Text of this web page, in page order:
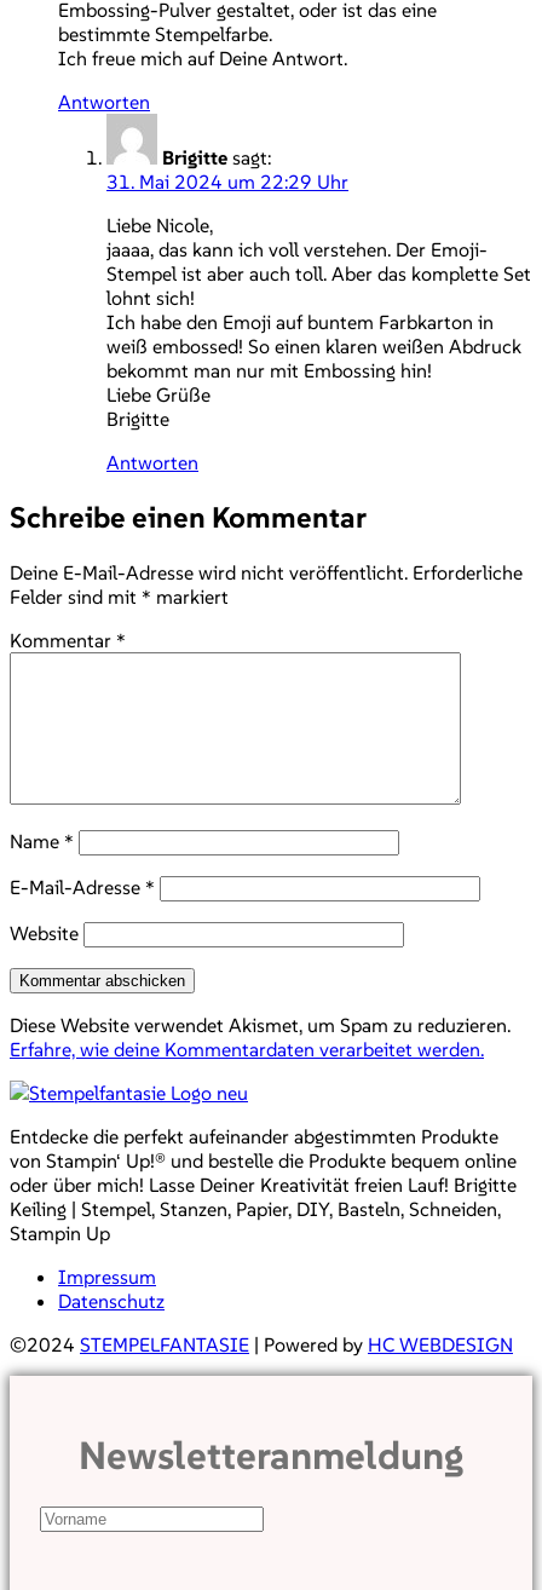
Embossing-Pulver gestaltet, oder ist das eine
bestimmte Stempelfarbe.
Ich freue mich auf Deine Antwort.
Antworten
Brigitte sagt:
31. Mai 2024 um 22:29 Uhr
Liebe Nicole,
jaaaa, das kann ich voll verstehen. Der Emoji-
Stempel ist aber auch toll. Aber das komplette Set
lohnt sich!
Ich habe den Emoji auf buntem Farbkarton in
weiß embossed! So einen klaren weißen Abdruck
bekommt man nur mit Embossing hin!
Liebe Grüße
Brigitte
Antworten
Schreibe einen Kommentar
Deine E-Mail-Adresse wird nicht veröffentlicht. Erforderliche
Felder sind mit * markiert
Kommentar *
Name *
E-Mail-Adresse *
Website
Diese Website verwendet Akismet, um Spam zu reduzieren.
Erfahre, wie deine Kommentardaten verarbeitet werden.
Entdecke die perfekt aufeinander abgestimmten Produkte
von Stampin‘ Up!® und bestelle die Produkte bequem online
oder über mich! Lasse Deiner Kreativität freien Lauf! Brigitte
Keiling | Stempel, Stanzen, Papier, DIY, Basteln, Schneiden,
Stampin Up
Impressum
Datenschutz
©2024 STEMPELFANTASIE | Powered by HC WEBDESIGN
Newsletteranmeldung